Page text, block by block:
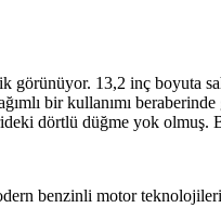
13,2 inç boyuta
bir kullanımı
dörtlü düğme yok
benzinli motor